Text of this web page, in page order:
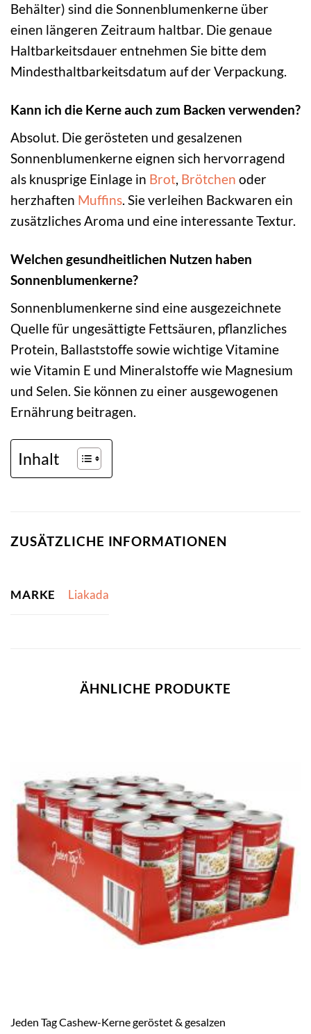
Behälter) sind die Sonnenblumenkerne über
einen längeren Zeitraum haltbar. Die genaue
Haltbarkeitsdauer entnehmen Sie bitte dem
Mindesthaltbarkeitsdatum auf der Verpackung.
Kann ich die Kerne auch zum Backen verwenden?
Absolut. Die gerösteten und gesalzenen
Sonnenblumenkerne eignen sich hervorragend
als knusprige Einlage in Brot, Brötchen oder
herzhaften Muffins. Sie verleihen Backwaren ein
zusätzliches Aroma und eine interessante Textur.
Welchen gesundheitlichen Nutzen haben
Sonnenblumenkerne?
Sonnenblumenkerne sind eine ausgezeichnete
Quelle für ungesättigte Fettsäuren, pflanzliches
Protein, Ballaststoffe sowie wichtige Vitamine
wie Vitamin E und Mineralstoffe wie Magnesium
und Selen. Sie können zu einer ausgewogenen
Ernährung beitragen.
Inhalt
ZUSÄTZLICHE INFORMATIONEN
MARKE Liakada
ÄHNLICHE PRODUKTE
Jeden Tag Cashew-Kerne geröstet & gesalzen